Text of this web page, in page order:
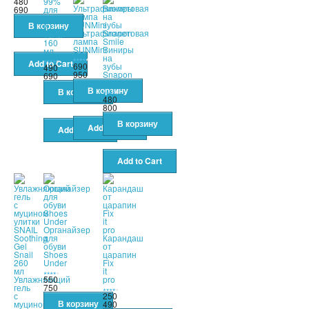
690 для
лица
и
тела
160
мл
490
690
Ультрафиолетовая
лампа
SUNMini
690
950
Виниры
на
зубы
Snapon
Smile
480
800
Увлажняющий
гель
с
муцином
Органайзер
для
обуви
Shoes
Under
550
750
Карандаш
от
царапин
Fix
it
pro
250
490